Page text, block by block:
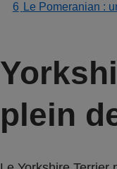
6 Le Pomeranian :
plein